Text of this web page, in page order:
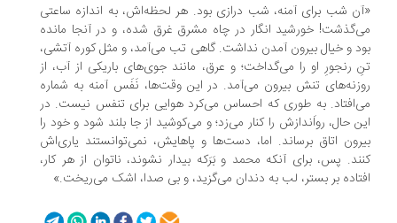
«آن شب برای آمنه، شب درازی بود. هر لحظه‌اش، به اندازه ساعتی
می‌گذشت! خورشید انگار در چاه مشرق غرق شده، و در آنجا مانده
بود و خیال بیرون آمدن نداشت. گاهی تب می‌آمد، و مثل کوره آتشی،
تنِ رنجورِ او را می‌گداخت؛ و عرق، مانند جوی‌های باریکی از آب، از
روزنه‌های تنش بیرون می‌آمد. در این وقت‌ها، نَفَس آمنه به شماره
می‌افتاد. به طوری که احساس می‌کرد هوایی برای تنفس نیست. در
این حال، رواَندازش را کنار می‌زد؛ و می‌کوشید از جا بلند شود و خود را
بیرون اتاق برساند. اما، دست‌ها و پاهایش، نمی‌توانستند یاری‌اش
کنند. پس، برای آنکه محمد و بَرَکه بیدار نشوند، ناتوان از هر کار،
افتاده بر بستر، لب به دندان می‌گزید، و بی صدا، اشک می‌ریخت.»